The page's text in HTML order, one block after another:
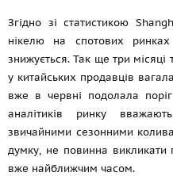
Згідно зі статистикою
нікелю на спотових
знижується. Так ще три місяці
у китайських продавців
вже в червні подолала
аналітиків ринку
звичайними сезонними
думку, не повинна викликати
вже найближчим часом.